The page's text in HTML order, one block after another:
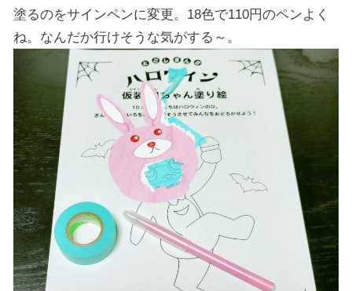
塗るのをサインペンに変更。18色で110円のペンよく
ね。なんだか行けそうな気がする～。